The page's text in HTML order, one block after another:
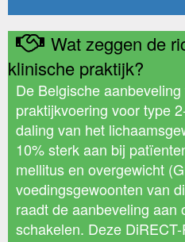
Wat zeggen de
klinische praktijk?
De Belgische
praktijkvoering voor type
daling van het
10% sterk aan bij
mellitus en overgewicht
voedingsgewoonten van
raadt de aanbeveling aan
schakelen. Deze